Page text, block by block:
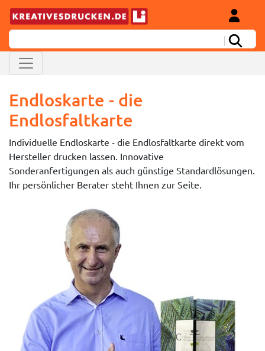
Endloskarte - die
Endlosfaltkarte
Individuelle Endloskarte - die Endlosfaltkarte direkt vom
Hersteller drucken lassen. Innovative
Sonderanfertigungen als auch günstige Standardlösungen.
Ihr persönlicher Berater steht Ihnen zur Seite.